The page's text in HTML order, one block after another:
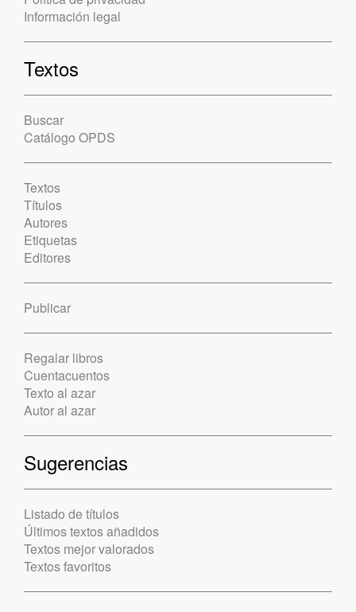
Información legal
Textos
Buscar
Catálogo OPDS
Textos
Títulos
Autores
Etiquetas
Editores
Publicar
Regalar libros
Cuentacuentos
Texto al azar
Autor al azar
Sugerencias
Listado de títulos
Últimos textos añadidos
Textos mejor valorados
Textos favoritos